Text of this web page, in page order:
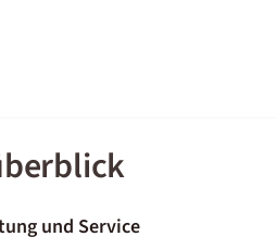
und Service